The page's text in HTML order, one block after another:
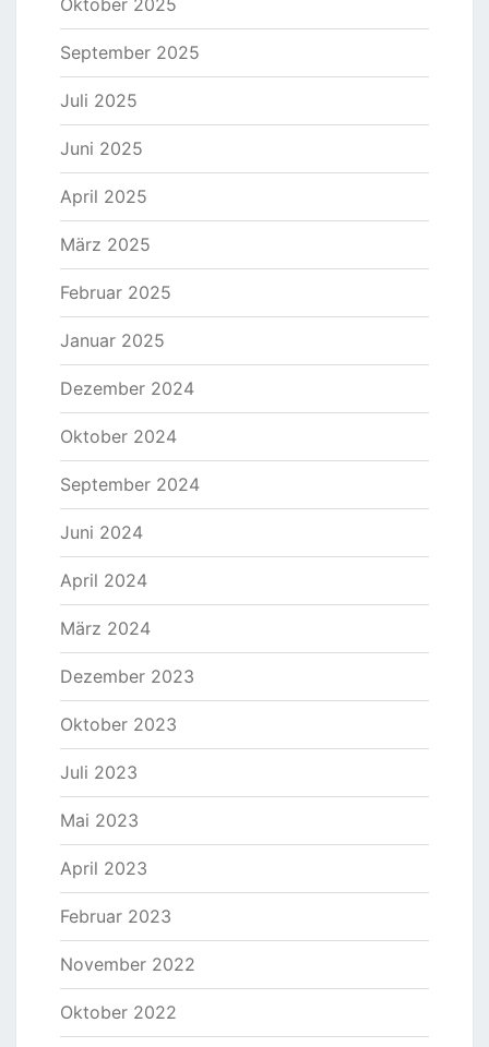
September 2025
Juli 2025
Juni 2025
April 2025
März 2025
Februar 2025
Januar 2025
Dezember 2024
Oktober 2024
September 2024
Juni 2024
April 2024
März 2024
Dezember 2023
Oktober 2023
Juli 2023
Mai 2023
April 2023
Februar 2023
November 2022
Oktober 2022